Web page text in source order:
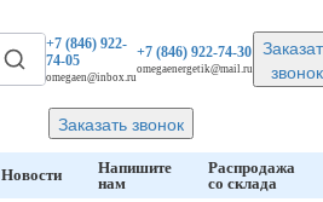
+7 (846)922-
74-05
omegaen@inbox.ru
+7 (846)922-74-30
omegaenergetik@mail.ru
звонок
Заказать звонок
Новости
Напишите
нам
Распродажа
со склада